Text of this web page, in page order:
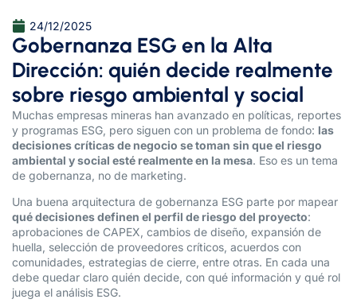
24/12/2025
Gobernanza ESG en la Alta
Dirección: quién decide realmente
sobre riesgo ambiental y social
Muchas empresas mineras han avanzado en políticas, reportes
y programas ESG, pero siguen con un problema de fondo: las
decisiones críticas de negocio se toman sin que el riesgo
ambiental y social esté realmente en la mesa. Eso es un tema
de gobernanza, no de marketing.
Una buena arquitectura de gobernanza ESG parte por mapear
qué decisiones definen el perfil de riesgo del proyecto:
aprobaciones de CAPEX, cambios de diseño, expansión de
huella, selección de proveedores críticos, acuerdos con
comunidades, estrategias de cierre, entre otras. En cada una
debe quedar claro quién decide, con qué información y qué rol
juega el análisis ESG.